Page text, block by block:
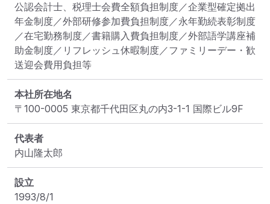
公認会計士、税理士会費全額負担制度／企業型確定拠出
年金制度／外部研修参加費負担制度／永年勤続表彰制度
／在宅勤務制度／書籍購入費負担制度／外部語学講座補
助金制度／リフレッシュ休暇制度／ファミリーデー・歓
送迎会費用負担等
本社所在地名
〒100-0005 東京都千代田区丸の内3-1-1 国際ビル9F
代表者
内山隆太郎
設立
1993/8/1